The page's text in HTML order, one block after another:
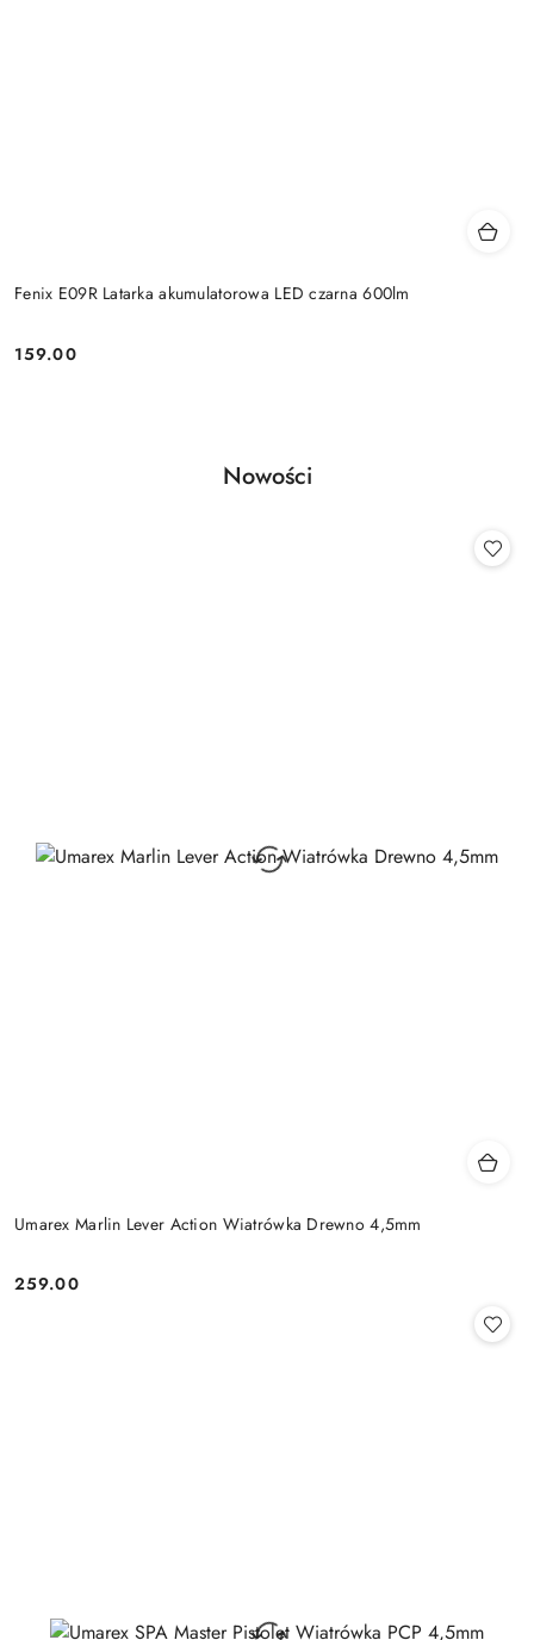
Fenix E09R Latarka akumulatorowa LED czarna 600lm
Cena:
159.00
Pomiń karuzelę produktów
Produkty
Nowości
Umarex Marlin Lever Action Wiatrówka Drewno 4,5mm
Cena:
259.00